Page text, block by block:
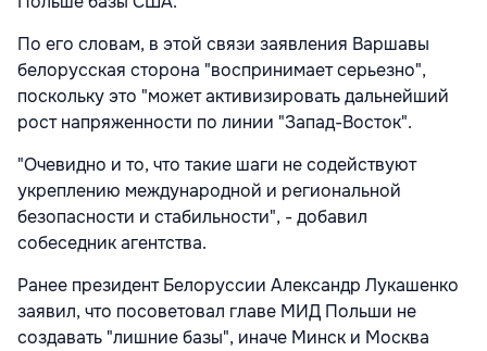
По его словам, в этой связи заявления Варшавы
белорусская сторона "воспринимает серьезно",
поскольку это "может активизировать дальнейший
рост напряженности по линии "Запад-Восток".
"Очевидно и то, что такие шаги не содействуют
укреплению международной и региональной
безопасности и стабильности", - добавил
собеседник агентства.
Ранее президент Белоруссии Александр Лукашенко
заявил, что посоветовал главе МИД Польши не
создавать "лишние базы", иначе Минск и Москва